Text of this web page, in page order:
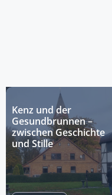
Kenz und der
Gesundbrunnen –
zwischen Geschichte
und Stille